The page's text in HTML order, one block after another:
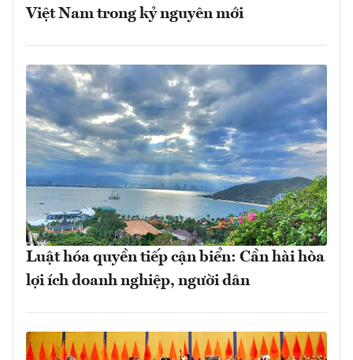
Việt Nam trong kỷ nguyên mới
Luật hóa quyền tiếp cận biển: Cần hài hòa
lợi ích doanh nghiệp, người dân